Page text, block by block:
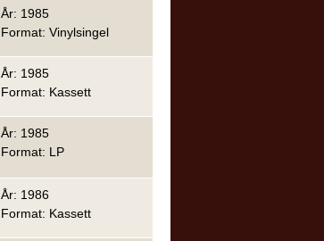
År: 1985
Format: Vinylsingel
År: 1985
Format: Kassett
År: 1985
Format: LP
År: 1986
Format: Kassett